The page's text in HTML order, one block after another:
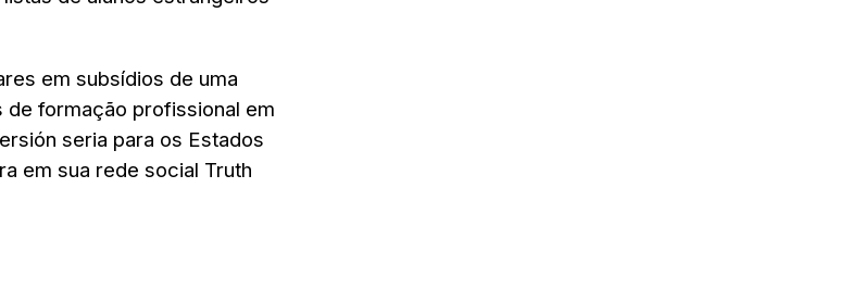
em subsídios de uma
de formação profissional em
seria para os Estados
em sua rede social Truth